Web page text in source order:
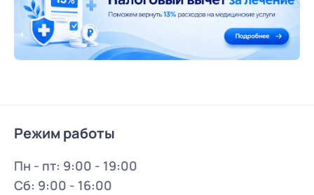
Режим работы
Пн - пт: 9:00 - 19:00
Сб: 9:00 - 16:00